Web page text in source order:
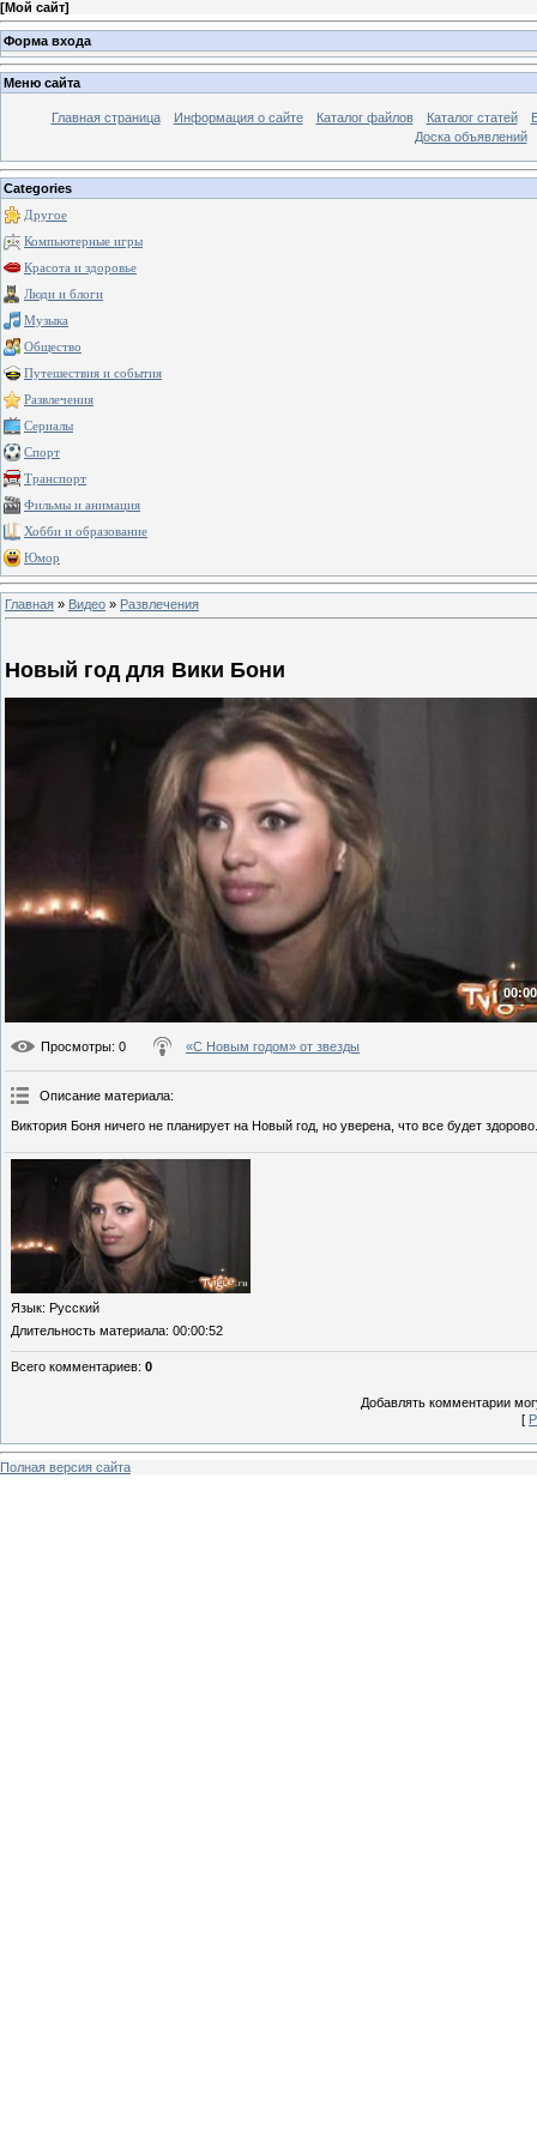
[Мой сайт]
Форма входа
Меню сайта
Главная страница Информация о сайте Каталог файлов Каталог статей
Доска объявлений
Categories
Другое
Компьютерные игры
Красота и здоровье
Люди и блоги
Музыка
Общество
Путешествия и события
Развлечения
Сериалы
Спорт
Транспорт
Фильмы и анимация
Хобби и образование
Юмор
Главная » Видео » Развлечения
Новый год для Вики Бони
Просмотры: 0 «С Новым годом» от звезды
Описание материала:
Виктория Боня ничего не планирует на Новый год, но уверена, что все будет здорово.
Язык: Русский
Длительность материала: 00:00:52
Всего комментариев: 0
Добавлять комментарии
[
Полная версия сайта